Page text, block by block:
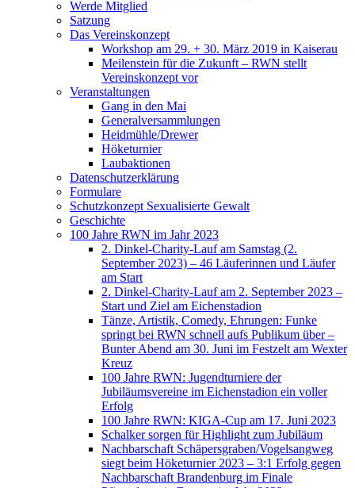
Werde Mitglied
Satzung
Das Vereinskonzept
Workshop am 29. + 30. März 2019 in Kaiserau
Meilenstein für die Zukunft – RWN stellt
Vereinskonzept vor
Veranstaltungen
Gang in den Mai
Generalversammlungen
Heidmühle/Drewer
Höketurnier
Laubaktionen
Datenschutzerklärung
Formulare
Schutzkonzept Sexualisierte Gewalt
Geschichte
100 Jahre RWN im Jahr 2023
2. Dinkel-Charity-Lauf am Samstag (2.
September 2023) – 46 Läuferinnen und Läufer
am Start
2. Dinkel-Charity-Lauf am 2. September 2023 –
Start und Ziel am Eichenstadion
Tänze, Artistik, Comedy, Ehrungen: Funke
springt bei RWN schnell aufs Publikum über –
Bunter Abend am 30. Juni im Festzelt am Wexter
Kreuz
100 Jahre RWN: Jugendturniere der
Jubiläumsvereine im Eichenstadion ein voller
Erfolg
100 Jahre RWN: KIGA-Cup am 17. Juni 2023
Schalker sorgen für Highlight zum Jubiläum
Nachbarschaft Schäpersgraben/Vogelsangweg
siegt beim Höketurnier 2023 – 3:1 Erfolg gegen
Nachbarschaft Brandenburg im Finale